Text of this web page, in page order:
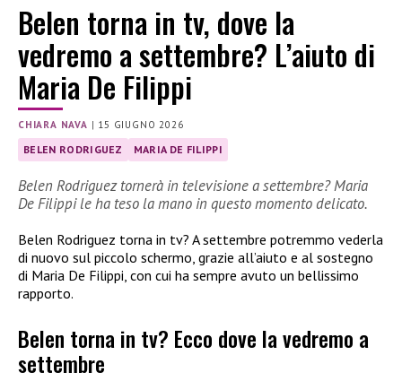
Belen torna in tv, dove la
vedremo a settembre? L’aiuto di
Maria De Filippi
CHIARA NAVA | 15 GIUGNO 2026
BELEN RODRIGUEZ MARIA DE FILIPPI
Belen Rodriguez tornerà in televisione a settembre? Maria
De Filippi le ha teso la mano in questo momento delicato.
Belen Rodriguez torna in tv? A settembre potremmo vederla
di nuovo sul piccolo schermo, grazie all’aiuto e al sostegno
di Maria De Filippi, con cui ha sempre avuto un bellissimo
rapporto.
Belen torna in tv? Ecco dove la vedremo a
settembre